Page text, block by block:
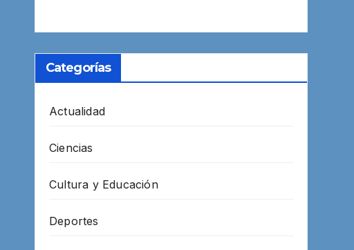
Categorías
Actualidad
Ciencias
Cultura y Educación
Deportes